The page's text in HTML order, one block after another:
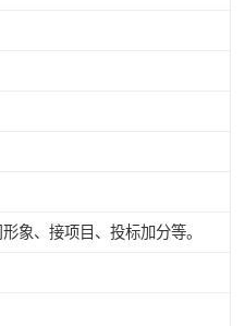
象、接项目、投标加分等。